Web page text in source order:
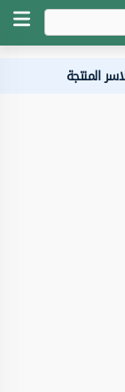
المنتجة